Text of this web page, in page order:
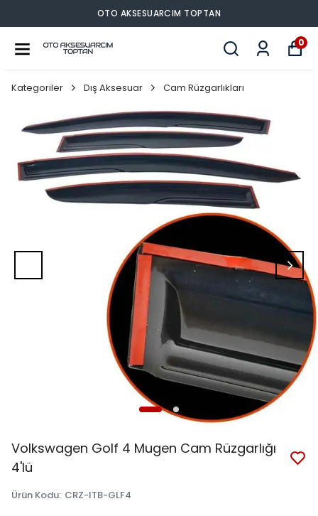
AKSESUARCIM TOPTAN
0
Kategoriler Dış Aksesuar Cam Rüzgarlıkları
Volkswagen Golf 4 Mugen Cam Rüzgarlığı
4'lü
Ürün Kodu: CRZ-ITB-GLF4